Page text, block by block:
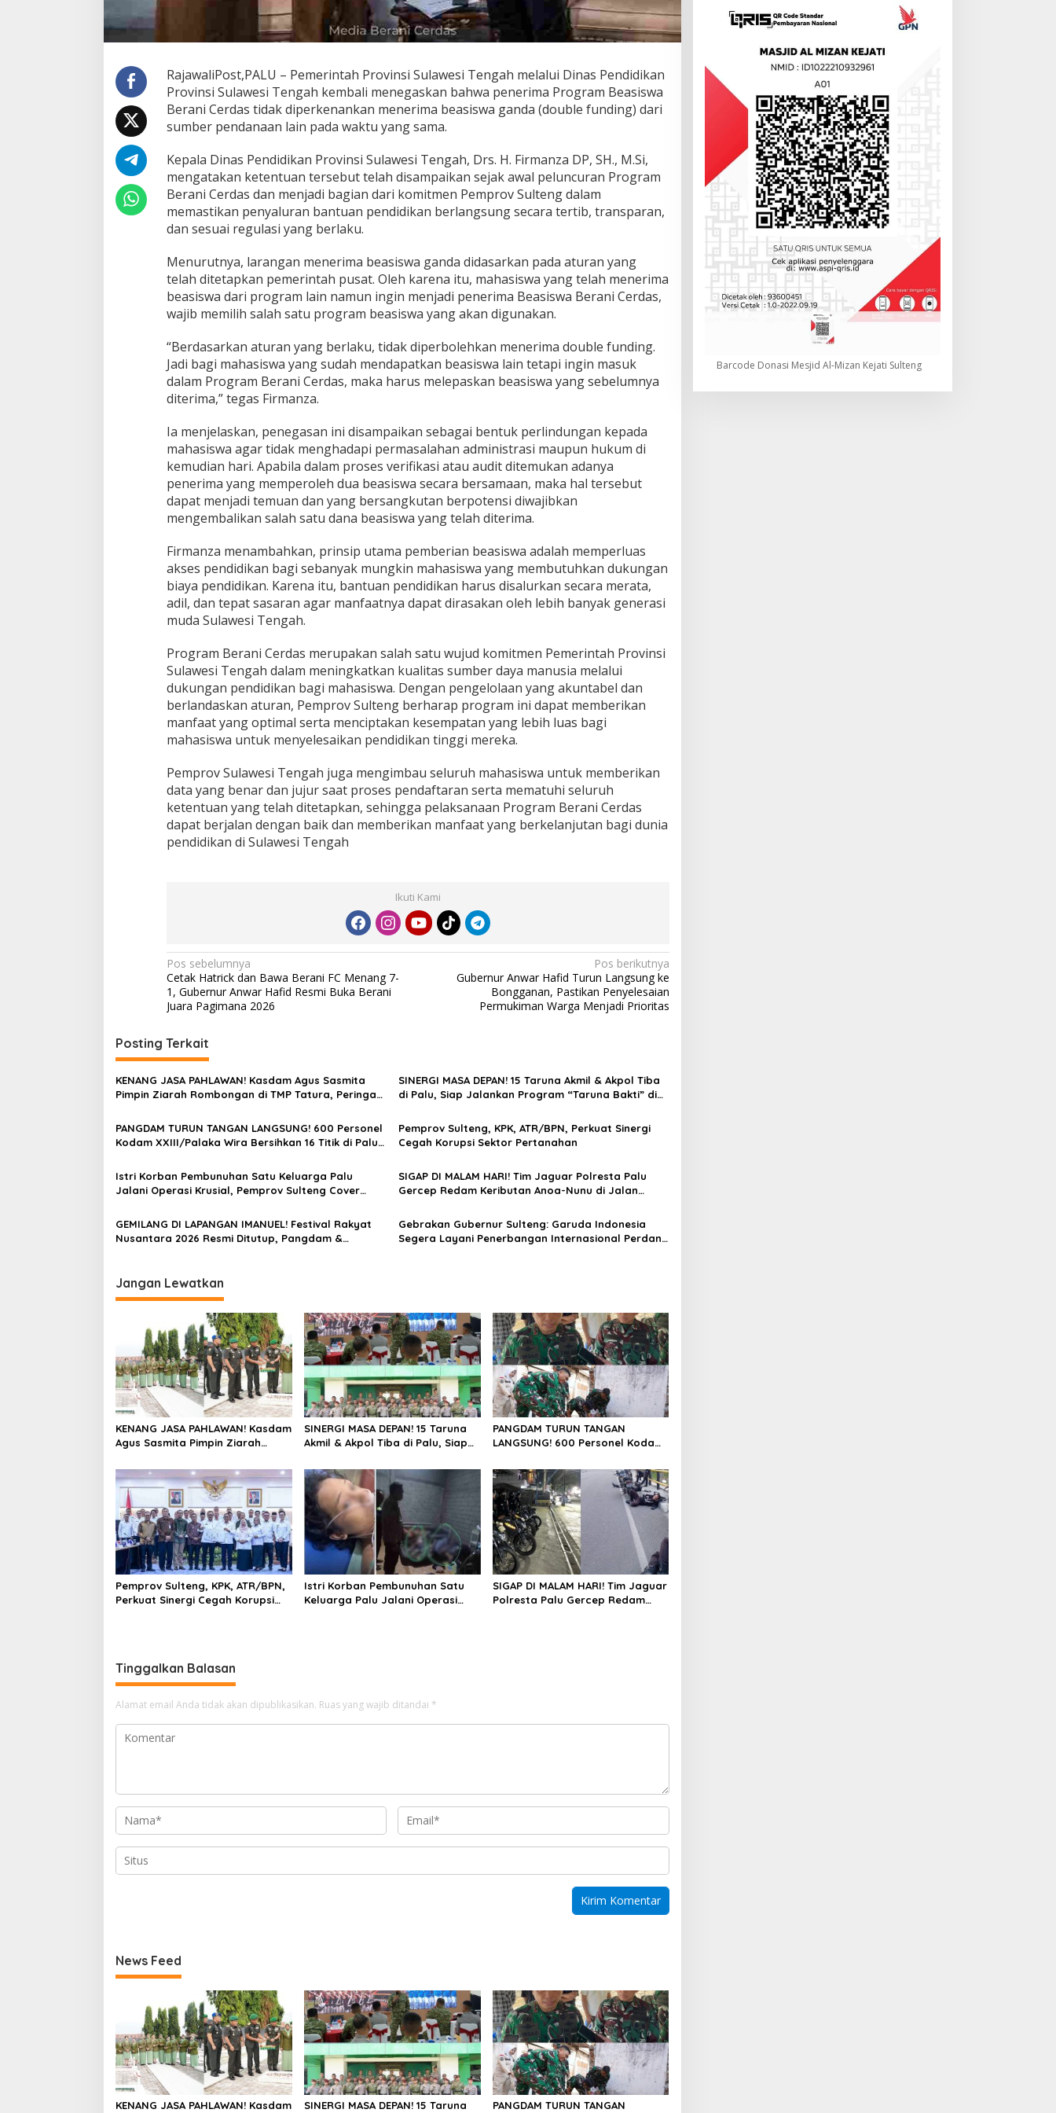
e
a
n
C
e
d
a
s
T
i
d
B
o
l
e
e
r
i
m
a
e
a
s
i
w
a
a
n
a
RajawaliPost,PALU – Pemerintah Provinsi Sulawesi Tengah melalui Dinas Pendidikan
Provinsi Sulawesi Tengah kembali menegaskan bahwa penerima Program Beasiswa
Berani Cerdas tidak diperkenankan menerima beasiswa ganda (double funding) dari
sumber pendanaan lain pada waktu yang sama.
Kepala Dinas Pendidikan Provinsi Sulawesi Tengah, Drs. H. Firmanza DP, SH., M.Si,
mengatakan ketentuan tersebut telah disampaikan sejak awal peluncuran Program
Berani Cerdas dan menjadi bagian dari komitmen Pemprov Sulteng dalam
memastikan penyaluran bantuan pendidikan berlangsung secara tertib, transparan,
dan sesuai regulasi yang berlaku.
Menurutnya, larangan menerima beasiswa ganda didasarkan pada aturan yang
telah ditetapkan pemerintah pusat. Oleh karena itu, mahasiswa yang telah menerima
beasiswa dari program lain namun ingin menjadi penerima Beasiswa Berani Cerdas,
wajib memilih salah satu program beasiswa yang akan digunakan.
“Berdasarkan aturan yang berlaku, tidak diperbolehkan menerima double funding.
Jadi bagi mahasiswa yang sudah mendapatkan beasiswa lain tetapi ingin masuk
dalam Program Berani Cerdas, maka harus melepaskan beasiswa yang sebelumnya
diterima,” tegas Firmanza.
Ia menjelaskan, penegasan ini disampaikan sebagai bentuk perlindungan kepada
mahasiswa agar tidak menghadapi permasalahan administrasi maupun hukum di
kemudian hari. Apabila dalam proses verifikasi atau audit ditemukan adanya
penerima yang memperoleh dua beasiswa secara bersamaan, maka hal tersebut
dapat menjadi temuan dan yang bersangkutan berpotensi diwajibkan
mengembalikan salah satu dana beasiswa yang telah diterima.
Firmanza menambahkan, prinsip utama pemberian beasiswa adalah memperluas
akses pendidikan bagi sebanyak mungkin mahasiswa yang membutuhkan dukungan
biaya pendidikan. Karena itu, bantuan pendidikan harus disalurkan secara merata,
adil, dan tepat sasaran agar manfaatnya dapat dirasakan oleh lebih banyak generasi
muda Sulawesi Tengah.
Program Berani Cerdas merupakan salah satu wujud komitmen Pemerintah Provinsi
Sulawesi Tengah dalam meningkatkan kualitas sumber daya manusia melalui
dukungan pendidikan bagi mahasiswa. Dengan pengelolaan yang akuntabel dan
berlandaskan aturan, Pemprov Sulteng berharap program ini dapat memberikan
manfaat yang optimal serta menciptakan kesempatan yang lebih luas bagi
mahasiswa untuk menyelesaikan pendidikan tinggi mereka.
Pemprov Sulawesi Tengah juga mengimbau seluruh mahasiswa untuk memberikan
data yang benar dan jujur saat proses pendaftaran serta mematuhi seluruh
ketentuan yang telah ditetapkan, sehingga pelaksanaan Program Berani Cerdas
dapat berjalan dengan baik dan memberikan manfaat yang berkelanjutan bagi dunia
pendidikan di Sulawesi Tengah
Ikuti Kami
N
a
v
i
g
a
s
i
p
s
Pos sebelumnya
Cetak Hatrick dan Bawa Berani FC Menang 7-
1, Gubernur Anwar Hafid Resmi Buka Berani
Juara Pagimana 2026
Pos berikutnya
Gubernur Anwar Hafid Turun Langsung ke
Bongganan, Pastikan Penyelesaian
Permukiman Warga Menjadi Prioritas
Posting Terkait
KENANG JASA PAHLAWAN! Kasdam Agus Sasmita
Pimpin Ziarah Rombongan di TMP Tatura, Peringati
SINERGI MASA DEPAN! 15 Taruna Akmil & Akpol Tiba
di Palu, Siap Jalankan Program “Taruna Bakti” di
PANGDAM TURUN TANGAN LANGSUNG! 600 Personel
Kodam XXIII/Palaka Wira Bersihkan 16 Titik di Palu,
Pemprov Sulteng, KPK, ATR/BPN, Perkuat Sinergi
Cegah Korupsi Sektor Pertanahan
Istri Korban Pembunuhan Satu Keluarga Palu
Jalani Operasi Krusial, Pemprov Sulteng Cover
SIGAP DI MALAM HARI! Tim Jaguar Polresta Palu
Gercep Redam Keributan Anoa-Nunu di Jalan
Menit
GEMILANG DI LAPANGAN IMANUEL! Festival Rakyat
Nusantara 2026 Resmi Ditutup, Pangdam &
Gebrakan Gubernur Sulteng: Garuda Indonesia
Segera Layani Penerbangan Internasional Perdana
Jangan Lewatkan
KENANG JASA PAHLAWAN! Kasdam
Agus Sasmita Pimpin Ziarah
Peringati HUT Ke-1 Kodam
XXIII/Palaka Wira
SINERGI MASA DEPAN! 15 Taruna
Akmil & Akpol Tiba di Palu, Siap
Bakti” di Bumi Tadulako Sulteng
PANGDAM TURUN TANGAN
LANGSUNG! 600 Personel Kodam
Titik di Palu, Sambut HUT
Pertama dengan Aksi Nyata
Pemprov Sulteng, KPK, ATR/BPN,
Perkuat Sinergi Cegah Korupsi
Istri Korban Pembunuhan Satu
Keluarga Palu Jalani Operasi
SIGAP DI MALAM HARI! Tim Jaguar
Polresta Palu Gercep Redam
Tinggalkan Balasan
Alamat email Anda tidak akan dipublikasikan. Ruas yang wajib ditandai *
News Feed
KENANG JASA PAHLAWAN! Kasdam
SINERGI MASA DEPAN! 15 Taruna
PANGDAM TURUN TANGAN
Barcode Donasi Mesjid Al-Mizan Kejati Sulteng